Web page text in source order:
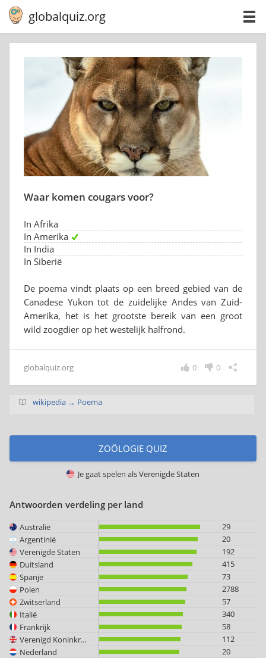
globalquiz.org
Waar komen cougars voor?
In Afrika
In Amerika
In India
In Siberië
De poema vindt plaats op een breed gebied van de
Canadese Yukon tot de zuidelijke Andes van Zuid-
Amerika, het is het grootste bereik van een groot
wild zoogdier op het westelijk halfrond.
globalquiz.org 0
0
wikipedia → Poema
ZOÖLOGIE QUIZ
Je gaat spelen alsVerenigde Staten
Antwoorden verdeling per land
Australië
29
Argentinië
20
Verenigde Staten
192
Duitsland
415
Spanje
73
Polen
2788
Zwitserland
57
Italië
340
Frankrijk
58
Verenigd Koninkrijk
112
Nederland
20